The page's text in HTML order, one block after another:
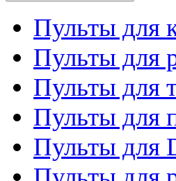
Пульты для
Пульты для
Пульты для
Пульты для
Пульты для